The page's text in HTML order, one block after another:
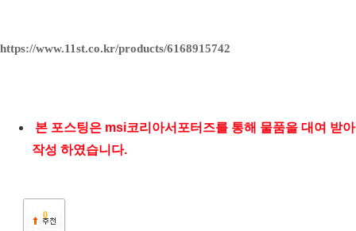
https://www.11st.co.kr/products/6168915742
본 포스팅은 msi코리아서포터즈를 통해 물품을 대여 받아
작성 하였습니다.
0